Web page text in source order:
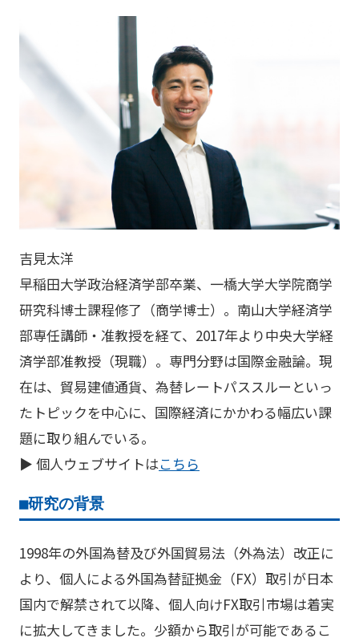
吉見太洋
早稲田大学政治経済学部卒業、一橋大学大学院商学
研究科博士課程修了（商学博士）。南山大学経済学
部専任講師・准教授を経て、2017年より中央大学経
済学部准教授（現職）。専門分野は国際金融論。現
在は、貿易建値通貨、為替レートパススルーといっ
たトピックを中心に、国際経済にかかわる幅広い課
題に取り組んでいる。
▶ 個人ウェブサイトはこちら
■研究の背景
1998年の外国為替及び外国貿易法（外為法）改正に
より、個人による外国為替証拠金（FX）取引が日本
国内で解禁されて以降、個人向けFX取引市場は着実
に拡大してきました。少額から取引が可能であるこ